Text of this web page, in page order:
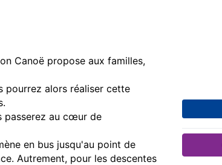
Canoë propose aux familles,
pourrez alors réaliser cette
passerez au cœur de
en bus jusqu'au point de
Autrement, pour les descentes